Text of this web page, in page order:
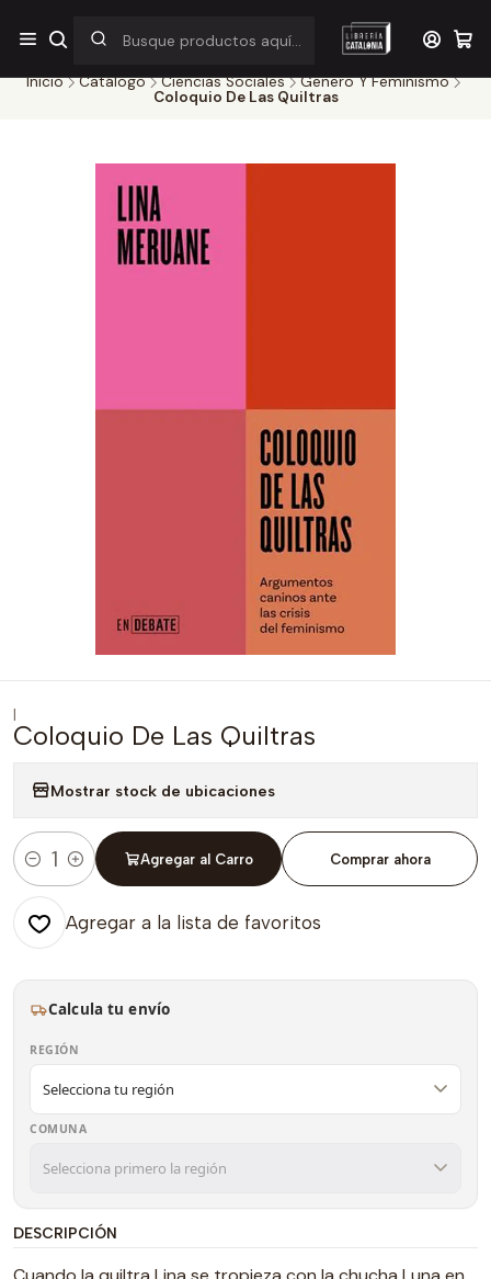
¡Por pocos días! Despacho a $1.000 en RM por compras sobre
$38.000
Inicio Catálogo Ciencias Sociales
Genero Y Feminismo
Coloquio De Las Quiltras
|
Coloquio De Las Quiltras
Mostrar stock de ubicaciones
Cantidad
Agregar al Carro Comprar ahora
Agregar a la lista de favoritos
Calcula tu envío
REGIÓN
COMUNA
DESCRIPCIÓN